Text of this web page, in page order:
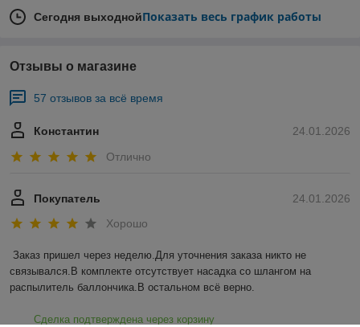
Сегодня выходнойПоказать весь график работы
Отзывы о магазине
57 отзывов за всё время
24.01.2026
Константин
Отлично
24.01.2026
Покупатель
Хорошо
Заказ пришел через неделю.Для уточнения заказа никто не
связывался.В комплекте отсутствует насадка со шлангом на
распылитель баллончика.В остальном всё верно.
Сделка подтверждена через корзину